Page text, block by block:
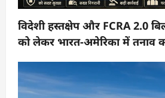
विदेशी हस्तक्षेप और FCRA 2.0
को लेकर भारत-अमेरिका में तनाव